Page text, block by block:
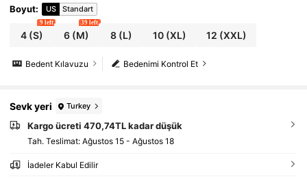
Boyut: US Standart
4 (S)
9 left
6 (M)
39 left
8(L) 10 (XL) 12 (XXL)
Bedenimi Kontrol Et
Bedent Kılavuzu
Sevk yeri Turkey
Kargo ücreti 470,74TL kadar düşük
Tah. Teslimat: Ağustos 15 - Ağustos 18
İadeler Kabul Edilir